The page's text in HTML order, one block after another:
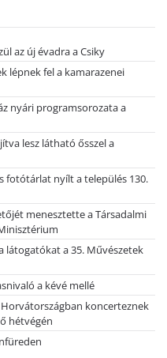
az új évadra a Csiky
lépnek fel a kamarazenei
nyári programsorozata a
lesz látható ősszel a
fotótárlat nyílt a település 130.
menesztette a Társadalmi
látogatókat a 35. Művészetek
a kévé mellé
koncerteznek
hétvégén